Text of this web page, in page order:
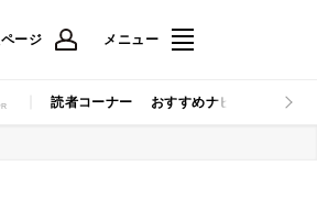
ージ メニュー
読者コーナー おすすめナビ マイナビ